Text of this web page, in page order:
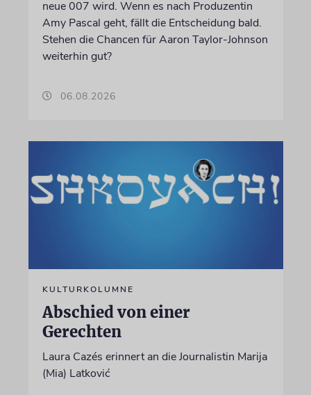
neue 007 wird. Wenn es nach Produzentin
Amy Pascal geht, fällt die Entscheidung bald.
Stehen die Chancen für Aaron Taylor-Johnson
weiterhin gut?
06.08.2026
KULTURKOLUMNE
Abschied von einer
Gerechten
Laura Cazés erinnert an die Journalistin Marija
(Mia) Latković